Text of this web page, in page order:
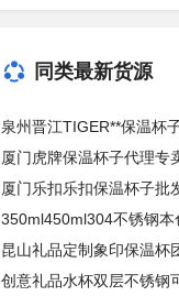
同类最新货源
泉州晋江TIGER**保温杯
厦门虎牌保温杯子代理专
厦门乐扣乐扣保温杯子批
350ml450ml304不锈钢本
昆山礼品定制象印保温杯
创意礼品水杯双层不锈钢